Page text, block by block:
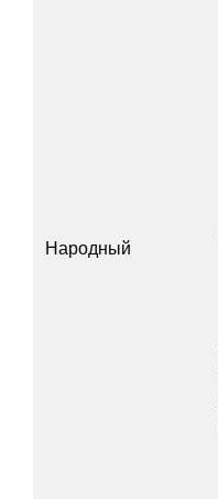
Народный